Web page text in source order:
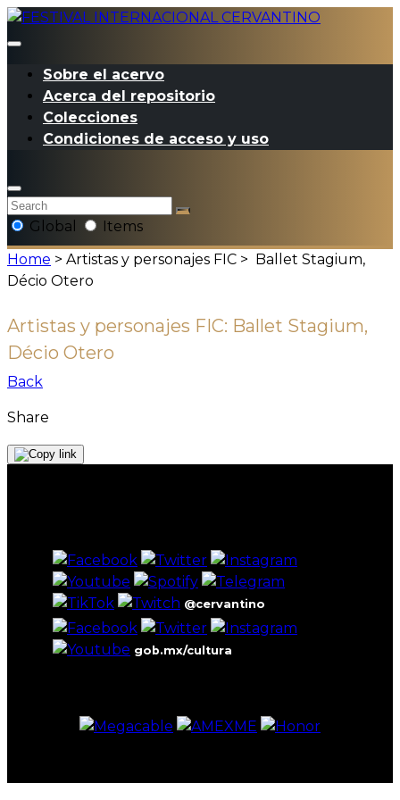
Sobre el acervo
Acerca del repositorio
Colecciones
Condiciones de acceso y uso
Global
Items
Home > Artistas y personajes FIC >
Ballet Stagium,
Décio Otero
Artistas y personajes FIC: Ballet Stagium,
Décio Otero
Back
Share
@cervantino
gob.mx/cultura